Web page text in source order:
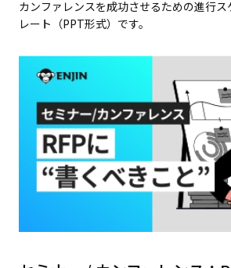
カンファレンスを成功させるための進行
レート（PPT形式）です。